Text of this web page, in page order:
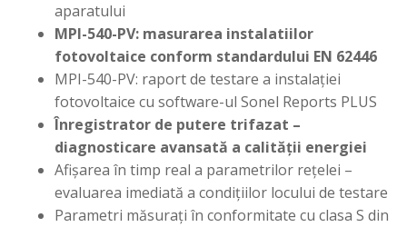
aparatului
MPI-540-PV: masurarea instalatiilor
fotovoltaice conform standardului EN 62446
MPI-540-PV: raport de testare a instalației
fotovoltaice cu software-ul Sonel Reports PLUS
Înregistrator de putere trifazat –
diagnosticare avansată a calității energiei
Afișarea în timp real a parametrilor rețelei –
evaluarea imediată a condițiilor locului de testare
Parametri măsurați în conformitate cu clasa S din